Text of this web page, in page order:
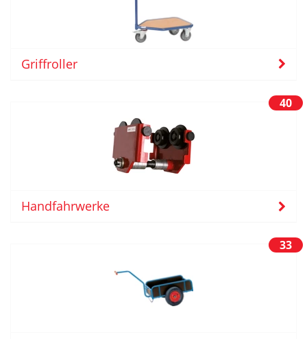
Griffroller
40
Handfahrwerke
33